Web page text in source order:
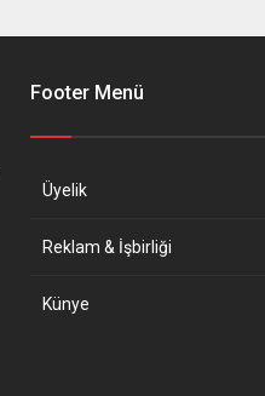
Footer Menü
Üyelik
Reklam & İşbirliği
Künye